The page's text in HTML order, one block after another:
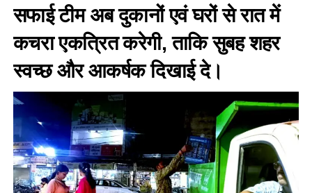
सफाई टीम अब दुकानों एवं घरों से रात में
कचरा एकत्रित करेगी, ताकि सुबह शहर
स्वच्छ और आकर्षक दिखाई दे।